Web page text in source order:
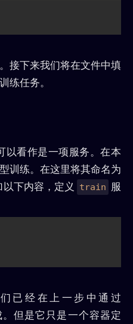
接下来我们将在文件中填
练任务。
以看作是一项服务。在本
训练。在这里将其命名为
下内容，定义 train
服
已经在上一步中通过
但是它只是一个容器定